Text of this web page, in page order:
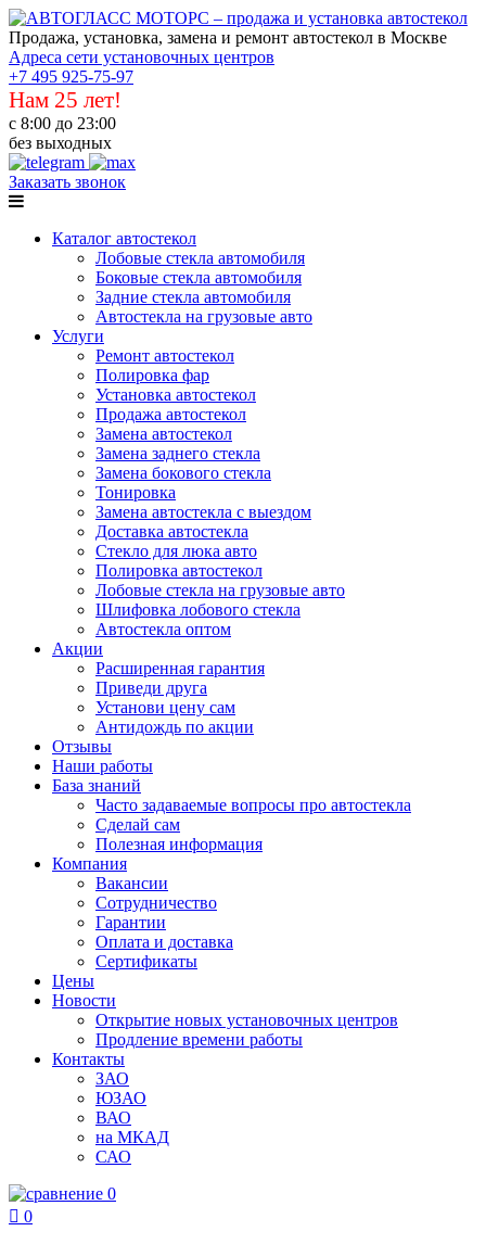
Продажа, установка, замена и ремонт автостекол в Москве
Адреса сети установочных центров
+7 495 925-75-97
Нам 25 лет!
с 8:00 до 23:00
без выходных
Заказать звонок
Каталог автостекол
Лобовые стекла автомобиля
Боковые стекла автомобиля
Задние стекла автомобиля
Автостекла на грузовые авто
Услуги
Ремонт автостекол
Полировка фар
Установка автостекол
Продажа автостекол
Замена автостекол
Замена заднего стекла
Замена бокового стекла
Тонировка
Замена автостекла с выездом
Доставка автостекла
Стекло для люка авто
Полировка автостекол
Лобовые стекла на грузовые авто
Шлифовка лобового стекла
Автостекла оптом
Акции
Расширенная гарантия
Приведи друга
Установи цену сам
Антидождь по акции
Отзывы
Наши работы
База знаний
Часто задаваемые вопросы про автостекла
Сделай сам
Полезная информация
Компания
Вакансии
Сотрудничество
Гарантии
Оплата и доставка
Сертификаты
Цены
Новости
Открытие новых установочных центров
Продление времени работы
Контакты
ЗАО
ЮЗАО
ВАО
на МКАД
САО
0
 0